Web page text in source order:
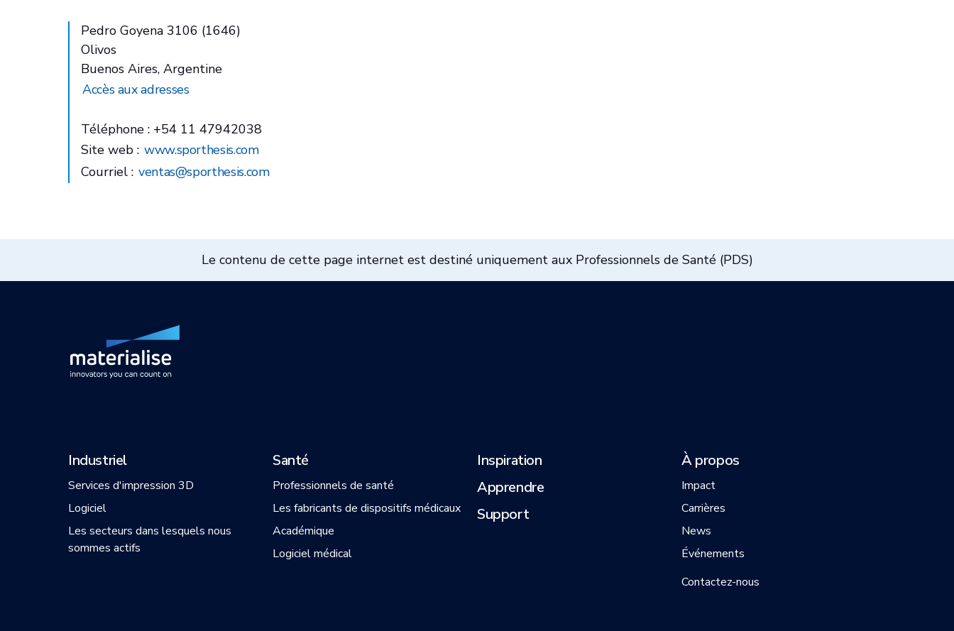
Pedro Goyena 3106 (1646)
Olivos
Buenos Aires, Argentine
Accès aux adresses
Téléphone : +54 11 47942038
Site web : www.sporthesis.com
Courriel : ventas@sporthesis.com
Le contenu de cette page internet est destiné uniquement aux Professionnels de Santé (PDS)
Industriel
Services d'impression 3D
Logiciel
Les secteurs dans lesquels nous
sommes actifs
Santé
Professionnels de santé
Les fabricants de dispositifs médicaux
Académique
Logiciel médical
Inspiration
Apprendre
Support
À propos
Impact
Carrières
News
Événements
Contactez-nous